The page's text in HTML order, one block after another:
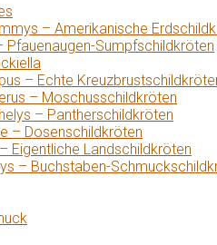
– Amerikanische
Pfauenaugen-Sumpfschildkröten
– Echte
– Moschusschildkröten
– Pantherschildkröten
– Dosenschildkröten
Eigentliche Landschildkröten
– Buchstaben-